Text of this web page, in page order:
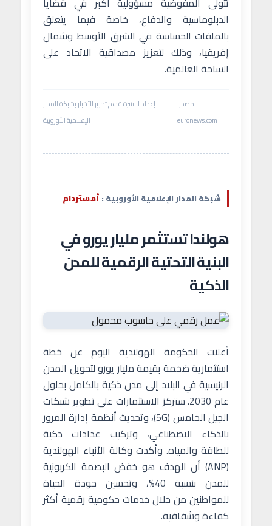
الدبلوماسية والدفاع، خاصة فيما يتعلق
بالملفات الحساسة في الشرق الأوسط وشمال
إفريقيا، وذلك لتعزيز مصداقية الاتحاد على
الساحة العالمية.
المصدر:
euronews.com
إعداد النشرة قسم تحرير الأخبار بشبكة المدار
الإعلامية الأوروبية
شبكة المدار الإعلامية الأوروبية : أمستردام
هولندا تستثمر مليار يورو في
البنية التحتية الرقمية للمدن
الذكية
أعلنت الحكومة الهولندية اليوم عن خطة
استثمارية ضخمة بقيمة مليار يورو لتحويل المدن
الرئيسية في البلاد إلى مدن ذكية بالكامل بحلول
عام 2030. ستركز الاستثمارات على تطوير شبكات
الجيل الخامس (5G)، وتحديث أنظمة إدارة المرور
بالذكاء الاصطناعي، وتركيب عدادات ذكية
للطاقة والمياه. وأكدت وكالة الأنباء الهولندية
(ANP) أن الهدف هو خفض البصمة الكربونية
للمدن بنسبة 40%، وتحسين جودة الحياة
للمواطنين من خلال خدمات حكومية رقمية أكثر
كفاءة وشفافية.